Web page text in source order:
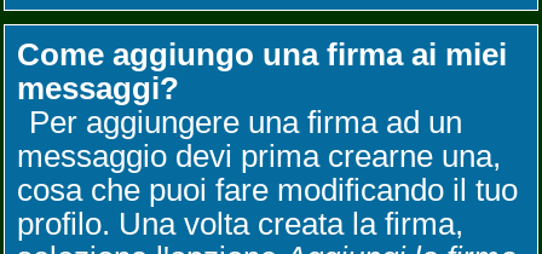
Come aggiungo una firma ai miei
messaggi?
Per aggiungere una firma ad un
messaggio devi prima crearne una,
cosa che puoi fare modificando il tuo
profilo. Una volta creata la firma,